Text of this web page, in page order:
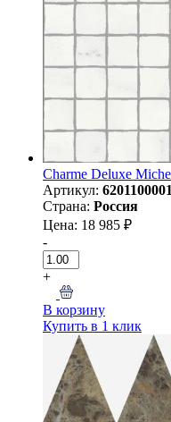
Charme Deluxe
Артикул:
Страна: Россия
Цена: 18 985 ₽
-
+
В корзину
Купить в 1 клик